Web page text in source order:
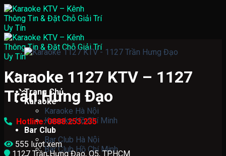
Skip
to
content
Trang Chủ
Karaoke
Karaoke Hà Nội
Karaoke Hồ Chí Minh
Bar Club
Bar Club Hà Nội
Bar Club Hồ Chí Minh
Karaoke 1127 KTV – 1127
Trần Hưng Đạo
Hotline: 0888.253.235
555 lượt xem
1127 Trần Hưng Đạo, Q5, TP.HCM